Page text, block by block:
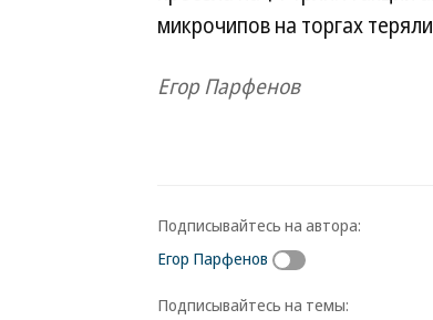
микрочипов на торгах
Егор Парфенов
Подписывайтесь на автора:
Егор Парфенов
Подписывайтесь на темы: